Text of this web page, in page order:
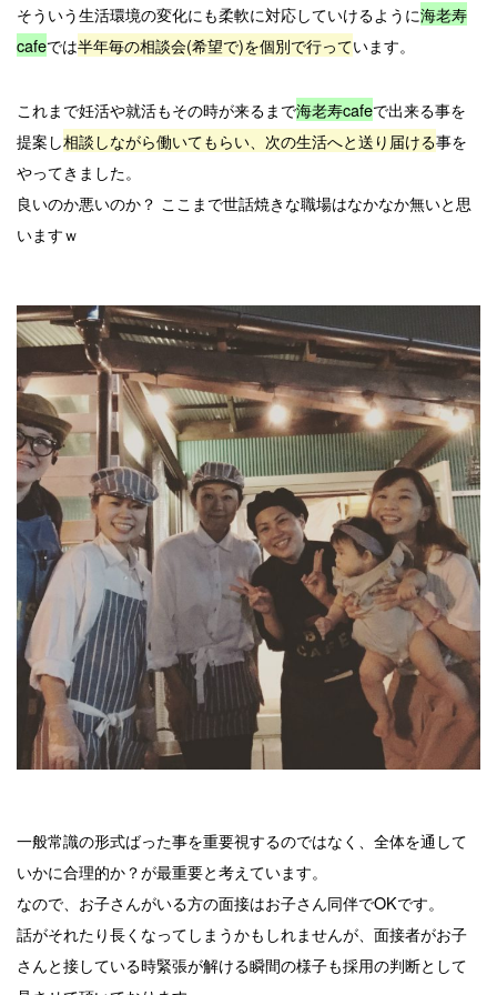
そういう生活環境の変化にも柔軟に対応していけるように海老寿
cafeでは半年毎の相談会(希望で)を個別で行っています。
これまで妊活や就活もその時が来るまで海老寿cafeで出来る事を
提案し相談しながら働いてもらい、次の生活へと送り届ける事を
やってきました。
良いのか悪いのか？ ここまで世話焼きな職場はなかなか無いと思
いますｗ
一般常識の形式ばった事を重要視するのではなく、全体を通して
いかに合理的か？が最重要と考えています。
なので、お子さんがいる方の面接はお子さん同伴でOKです。
話がそれたり長くなってしまうかもしれませんが、面接者がお子
さんと接している時緊張が解ける瞬間の様子も採用の判断として